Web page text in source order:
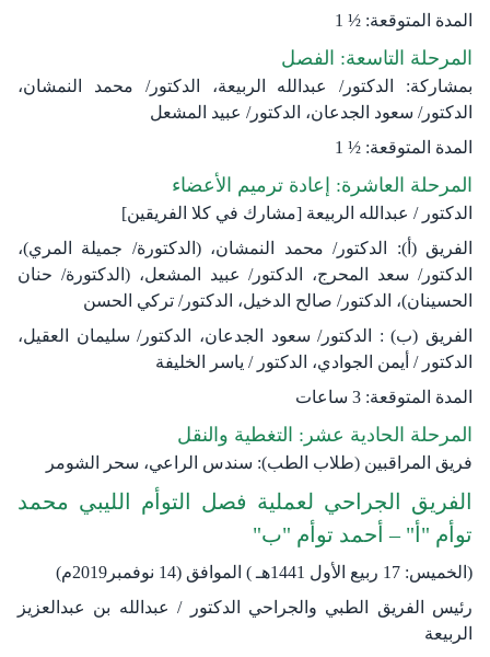
المدة المتوقعة: ½ 1
المرحلة التاسعة: الفصل
بمشاركة: الدكتور/ عبدالله الربيعة، الدكتور/ محمد النمشان،
الدكتور/ سعود الجدعان، الدكتور/ عبيد المشعل
المدة المتوقعة: ½ 1
المرحلة العاشرة: إعادة ترميم الأعضاء
الدكتور / عبدالله الربيعة [مشارك في كلا الفريقين]
الفريق (أ): الدكتور/ محمد النمشان، (الدكتورة/ جميلة المري)،
الدكتور/ سعد المحرج، الدكتور/ عبيد المشعل، (الدكتورة/ حنان
الحسينان)، الدكتور/ صالح الدخيل، الدكتور/ تركي الحسن
الفريق (ب) : الدكتور/ سعود الجدعان، ​الدكتور/ سليمان العقيل،
الدكتور / أيمن الجوادي، الدكتور / ياسر الخليفة
المدة المتوقعة: 3 ساعات
المرحلة الحادية عشر: التغطية والنقل
فريق المراقبين (طلاب الطب): سندس الراعي، سحر الشومر
الفريق الجراحي لعملية فصل التوأم الليبي محمد
توأم "أ" – أحمد توأم "ب" ​
(الخميس: 17 ربيع الأول 1441هـ ) الموافق (14 نوفمبر2019م)
رئيس الفريق الطبي والجراحي الدكتور / عبدالله بن عبدالعزيز
الربيعة